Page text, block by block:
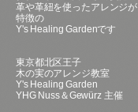
革や革紐を使ったアレンジが
特徴の
Y's Healing Gardenです
東京都北区王子
木の実のアレンジ教室
Y's Healing Garden
YHG Nuss＆Gewürz 主催